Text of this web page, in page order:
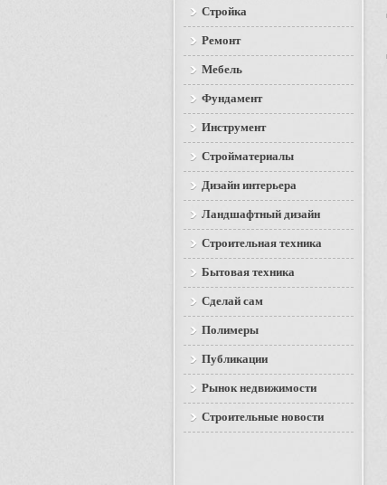
Стройка
Ремонт
Мебель
Фундамент
Инструмент
Стройматериалы
Дизайн интерьера
Ландшафтный дизайн
Строительная техника
Бытовая техника
Сделай сам
Полимеры
Публикации
Рынок недвижимости
Строительные новости